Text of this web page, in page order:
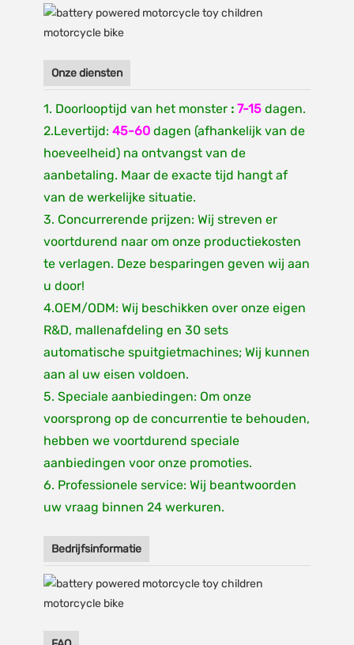
Onze diensten
1. Doorlooptijd van het monster : 7-15 dagen.
2.Levertijd: 45-60 dagen (afhankelijk van de
hoeveelheid) na ontvangst van de
aanbetaling. Maar de exacte tijd hangt af
van de werkelijke situatie.
3. Concurrerende prijzen: Wij streven er
voortdurend naar om onze productiekosten
te verlagen. Deze besparingen geven wij aan
u door!
4.OEM/ODM: Wij beschikken over onze eigen
R&D, mallenafdeling en 30 sets
automatische spuitgietmachines; Wij kunnen
aan al uw eisen voldoen.
5. Speciale aanbiedingen: Om onze
voorsprong op de concurrentie te behouden,
hebben we voortdurend speciale
aanbiedingen voor onze promoties.
6. Professionele service: Wij beantwoorden
uw vraag binnen 24 werkuren.
Bedrijfsinformatie